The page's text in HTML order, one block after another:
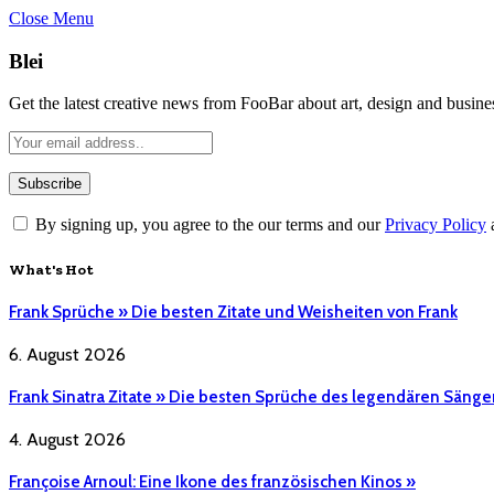
Close Menu
Blei
Get the latest creative news from FooBar about art, design and
By signing up, you agree to the our terms and ourPrivacy Policy
What's Hot
Frank Sprüche » Die besten Zitate und Weisheiten von Frank
6. August 2026
Frank Sinatra Zitate » Die besten Sprüche des legendären
4. August 2026
Françoise Arnoul: Eine Ikone des französischen Kinos »